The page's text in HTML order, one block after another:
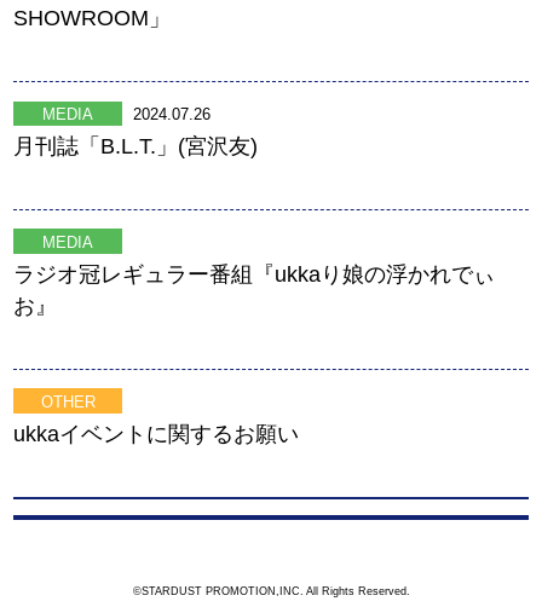
SHOWROOM」
MEDIA 2024.07.26
月刊誌「B.L.T.」(宮沢友)
MEDIA
ラジオ冠レギュラー番組『ukkaり娘の浮かれでぃ
お』
OTHER
ukkaイベントに関するお願い
©STARDUST PROMOTION,INC. All Rights Reserved.